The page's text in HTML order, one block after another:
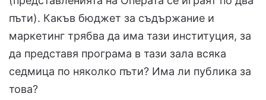
пъти). Какъв бюджет за съдържание и
маркетинг трябва да има тази институция, за
да представя програма в тази зала всяка
седмица по няколко пъти? Има ли публика за
това?